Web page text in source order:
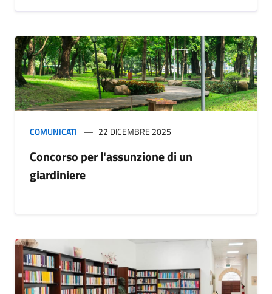
COMUNICATI 22 DICEMBRE 2025
Concorso per l'assunzione di un
giardiniere